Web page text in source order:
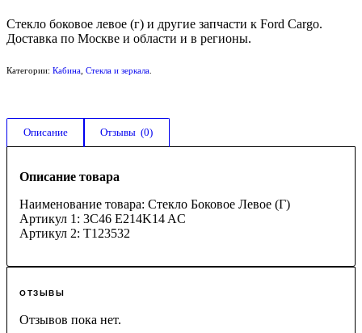
Стекло боковое левое (г) и другие запчасти к Ford Cargo.
Доставка по Москве и области и в регионы.
Категории: Кабина Стекла и зеркала
Описание Отзывы  (0)
Описание товара
Наименование товара: Стекло Боковое Левое (Г)
Артикул 1: 3C46 E214K14 AC
Артикул 2: T123532
ОТЗЫВЫ
Отзывов пока нет.